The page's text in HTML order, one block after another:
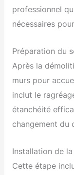
professionnel
nécessaires
Préparation du
Après la
murs pour
inclut le
étanchéité
changement du
Installation de
Cette étape